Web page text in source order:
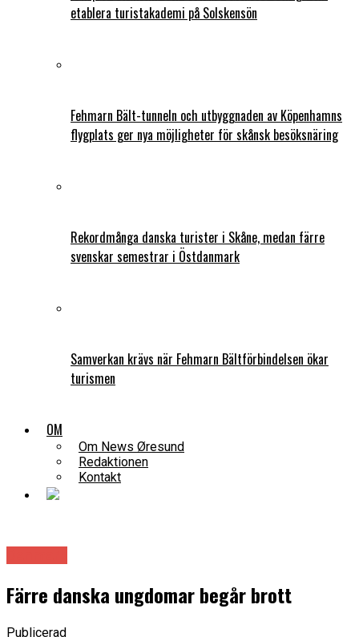
etablera turistakademi på Solskensön
Fehmarn Bält-tunneln och utbyggnaden av Köpenhamns
flygplats ger nya möjligheter för skånsk besöksnäring
Rekordmånga danska turister i Skåne, medan färre
svenskar semestrar i Östdanmark
Samverkan krävs när Fehmarn Bältförbindelsen ökar
turismen
OM
Om News Øresund
Redaktionen
Kontakt
Färre danska ungdomar begår brott
Publicerad